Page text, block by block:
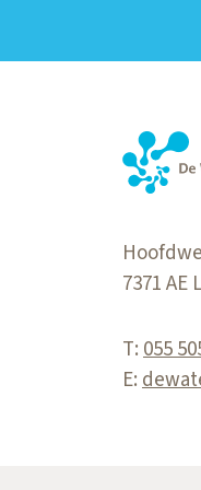
7371 AE
T:055
E: